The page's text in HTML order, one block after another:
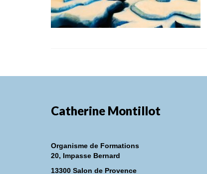
Catherine Montillot
Organisme de Formations
20, Impasse Bernard
13300 Salon de Provence